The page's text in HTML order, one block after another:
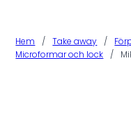
Hem / Take away /
Microformar och lock
/